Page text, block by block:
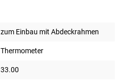
zum Einbau mit Abdeckrahmen
Thermometer
33.00